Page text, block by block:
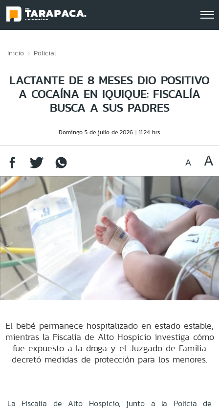
Inicio Policial
LACTANTE DE 8 MESES DIO POSITIVO
A COCAÍNA EN IQUIQUE: FISCALÍA
BUSCA A SUS PADRES
Domingo 5 de julio de 2026 11:24 hrs
El bebé permanece hospitalizado en estado estable,
mientras la Fiscalía de Alto Hospicio investiga cómo
fue expuesto a la droga y el Juzgado de Familia
decretó medidas de protección para los menores.
La Fiscalía de Alto Hospicio, junto a la Policía de